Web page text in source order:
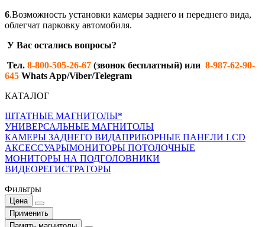
6.Возможность установки камеры заднего и переднего вида,
облегчат парковку автомобиля.
У Вас остались вопросы?
Тел. 8-800-505-26-67 (звонок бесплатный) или 8-987-62-90-
645 Whats App/Viber/Telegram
КАТАЛОГ
ШТАТНЫЕ МАГНИТОЛЫ*
УНИВЕРСАЛЬНЫЕ МАГНИТОЛЫ
КАМЕРЫ ЗАДНЕГО ВИДАПРИБОРНЫЕ ПАНЕЛИ LCD
АКСЕССУАРЫМОНИТОРЫ ПОТОЛОЧНЫЕ
МОНИТОРЫ НА ПОДГОЛОВНИКИ
ВИДЕОРЕГИСТРАТОРЫ
Фильтры
Цена
Применить